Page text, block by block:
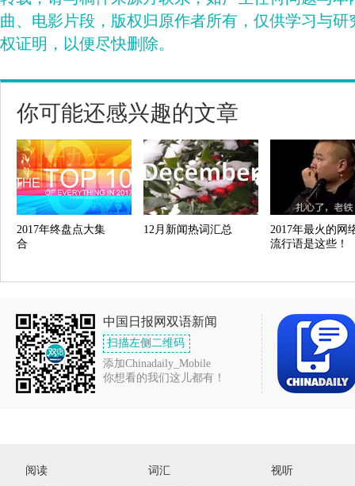
曲、电影片段，版权归原作者所有，仅供学习与
权证明，以便尽快删除。
你可能还感兴趣的文章
2017年终盘点大集
合
12月新闻热词汇总
2017年最火的网
流行语是这些！
中国日报网双语新闻
扫描左侧二维码
添加Chinadaily_Mobile
你想看的我们这儿都有！
阅读 词汇 视听